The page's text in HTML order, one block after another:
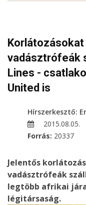
vadásztrófeák
Lines -
United is
Hírszerkesztő:
2015.08.05.
Forrás: 20337
Jelentős
vadásztrófeák
legtöbb afrikai
légitársaság.